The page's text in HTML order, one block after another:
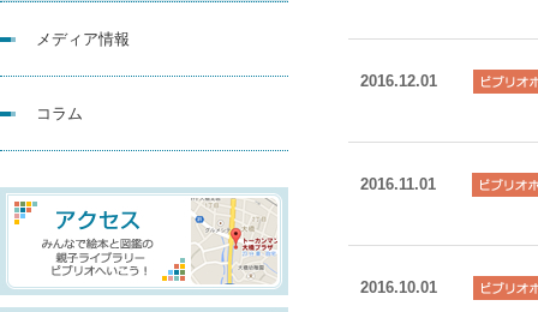
2016.12.01
2016.11.01
2016.10.01
メディア情報
コラム